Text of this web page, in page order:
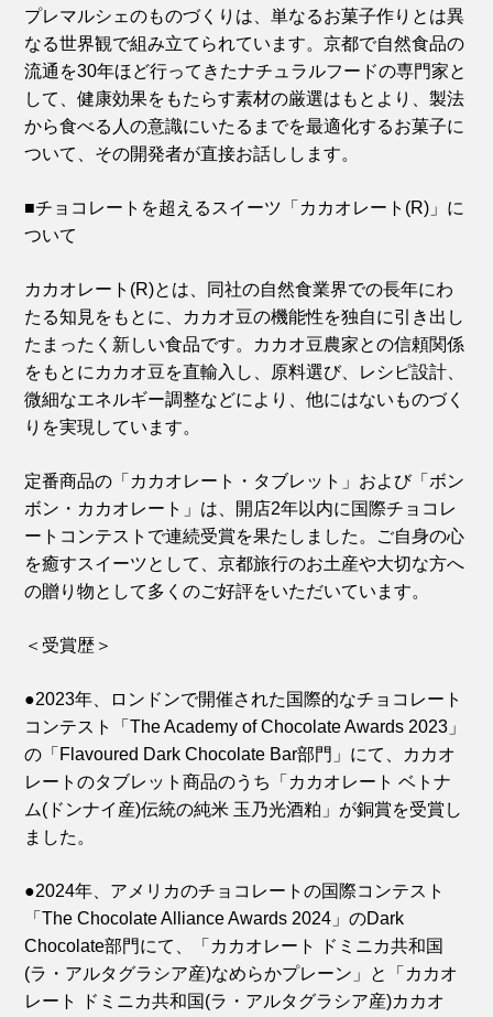
プレマルシェのものづくりは、単なるお菓子作りとは異
なる世界観で組み立てられています。京都で自然食品の
流通を30年ほど行ってきたナチュラルフードの専門家と
して、健康効果をもたらす素材の厳選はもとより、製法
から食べる人の意識にいたるまでを最適化するお菓子に
ついて、その開発者が直接お話しします。
■チョコレートを超えるスイーツ「カカオレート(R)」に
ついて
カカオレート(R)とは、同社の自然食業界での長年にわ
たる知見をもとに、カカオ豆の機能性を独自に引き出し
たまったく新しい食品です。カカオ豆農家との信頼関係
をもとにカカオ豆を直輸入し、原料選び、レシピ設計、
微細なエネルギー調整などにより、他にはないものづく
りを実現しています。
定番商品の「カカオレート・タブレット」および「ボン
ボン・カカオレート」は、開店2年以内に国際チョコレ
ートコンテストで連続受賞を果たしました。ご自身の心
を癒すスイーツとして、京都旅行のお土産や大切な方へ
の贈り物として多くのご好評をいただいています。
＜受賞歴＞
●2023年、ロンドンで開催された国際的なチョコレート
コンテスト「The Academy of Chocolate Awards 2023」
の「Flavoured Dark Chocolate Bar部門」にて、カカオ
レートのタブレット商品のうち「カカオレート ベトナ
ム(ドンナイ産)伝統の純米 玉乃光酒粕」が銅賞を受賞し
ました。
●2024年、アメリカのチョコレートの国際コンテスト
「The Chocolate Alliance Awards 2024」のDark
Chocolate部門にて、「カカオレート ドミニカ共和国
(ラ・アルタグラシア産)なめらかプレーン」と「カカオ
レート ドミニカ共和国(ラ・アルタグラシア産)カカオ